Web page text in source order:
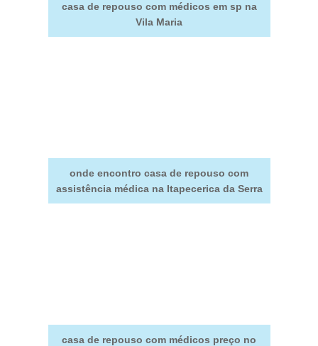
casa de repouso com médicos em sp na
Vila Maria
onde encontro casa de repouso com
assistência médica na Itapecerica da Serra
casa de repouso com médicos preço no